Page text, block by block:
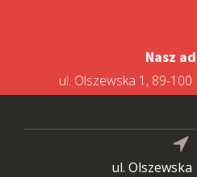
Nasz
ul. Olszewska 1, 89-
ul. Olszewska